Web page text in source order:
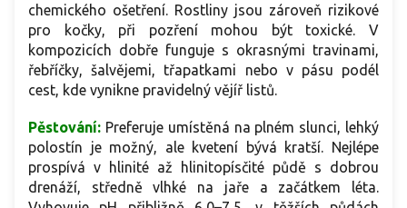
chemického ošetření. Rostliny jsou zároveň rizikové
pro kočky, při pozření mohou být toxické. V
kompozicích dobře funguje s okrasnými travinami,
řebříčky, šalvějemi, třapatkami nebo v pásu podél
cest, kde vynikne pravidelný vějíř listů.
Pěstování: Preferuje umístěná na plném slunci, lehký
polostín je možný, ale kvetení bývá kratší. Nejlépe
prospívá v hlinité až hlinitopísčité půdě s dobrou
drenáží, středně vlhké na jaře a začátkem léta.